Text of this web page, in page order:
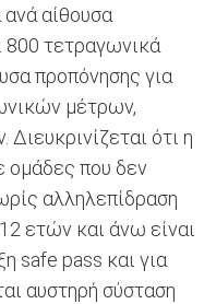
ανά αίθουσα
800 τετραγωνικά
προπόνησης για
μέτρων,
ότι η
ομάδες που δεν
αλληλεπίδραση
ετών και άνω είναι
safe pass και για
αυστηρή σύσταση